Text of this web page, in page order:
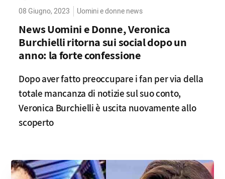
08 Giugno, 2023 Uomini e donne news
News Uomini e Donne, Veronica
Burchielli ritorna sui social dopo un
anno: la forte confessione
Dopo aver fatto preoccupare i fan per via della
totale mancanza di notizie sul suo conto,
Veronica Burchielli è uscita nuovamente allo
scoperto